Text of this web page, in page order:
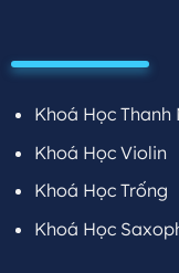
Khoá Học Thanh
Khoá Học Violin
Khoá Học Trống
Khoá Học